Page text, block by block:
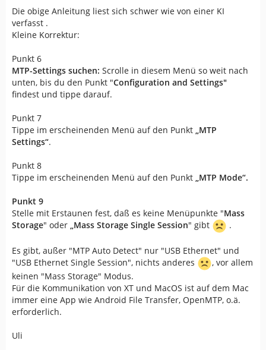
Die obige Anleitung liest sich schwer wie von einer KI
verfasst .
Kleine Korrektur:
Punkt 6
MTP-Settings suchen: Scrolle in diesem Menü so weit nach
unten, bis du den Punkt "Configuration and Settings"
findest und tippe darauf.
Punkt 7
Tippe im erscheinenden Menü auf den Punkt „MTP
Settings“.
Punkt 8
Tippe im erscheinenden Menü auf den Punkt „MTP Mode“.
Punkt 9
Stelle mit Erstaunen fest, daß es keine Menüpunkte "Mass
Storage" oder „Mass Storage Single Session" gibt .
Es gibt, außer "MTP Auto Detect" nur "USB Ethernet" und
"USB Ethernet Single Session", nichts anderes
, vor allem
keinen "Mass Storage" Modus.
Für die Kommunikation von XT und MacOS ist auf dem Mac
immer eine App wie Android File Transfer, OpenMTP, o.ä.
erforderlich.
Uli